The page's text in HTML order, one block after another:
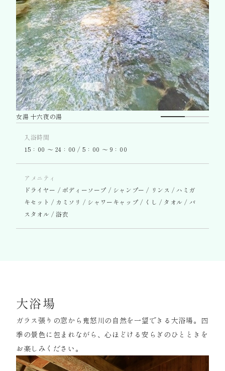
女湯 十六夜の湯
入浴時間
15：00 〜 24：00 / 5：00 〜 9：00
アメニティ
ドライヤー / ボディーソープ / シャンプー / リンス / ハミガ
キセット / カミソリ / シャワーキャップ / くし / タオル / バ
スタオル / 浴衣
大浴場
ガラス張りの窓から鬼怒川の自然を一望できる大浴場。 四
季の景色に包まれながら、心ほどける安らぎのひとときを
お楽しみください。